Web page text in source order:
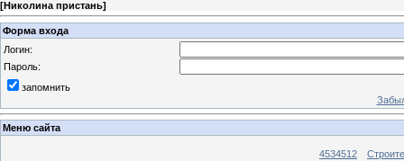
[Николина пристань]
Форма входа
Логин:
Пароль:
запомнить
Меню сайта
4534512